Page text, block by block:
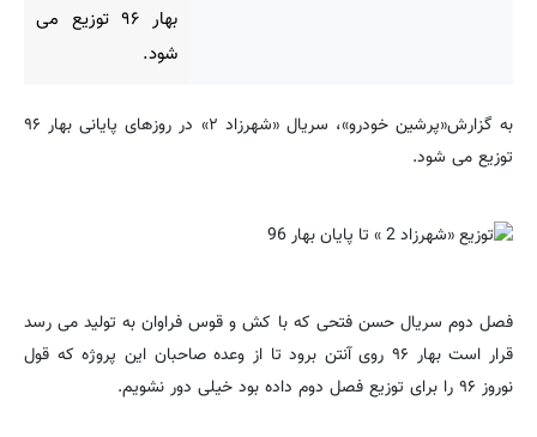
بهار ۹۶ توزیع می
شود.
به گزارش«پرشین خودرو»، سریال «شهرزاد ۲» در روزهای پایانی بهار ۹۶
توزیع می شود.
فصل دوم سریال حسن فتحی که با کش و قوس فراوان به تولید می رسد
قرار است بهار ۹۶ روی آنتن برود تا از وعده صاحبان این پروژه که قول
نوروز ۹۶ را برای توزیع فصل دوم داده بود خیلی دور نشویم.